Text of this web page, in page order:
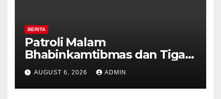
BERITA
Patroli Malam
Bhabinkamtibmas dan Tiga
Pilar Kelurahan Ungaran
Perkuat Kamtibmas, Warga
Diajak Aktifkan Ronda
AUGUST 6, 2026 ADMIN